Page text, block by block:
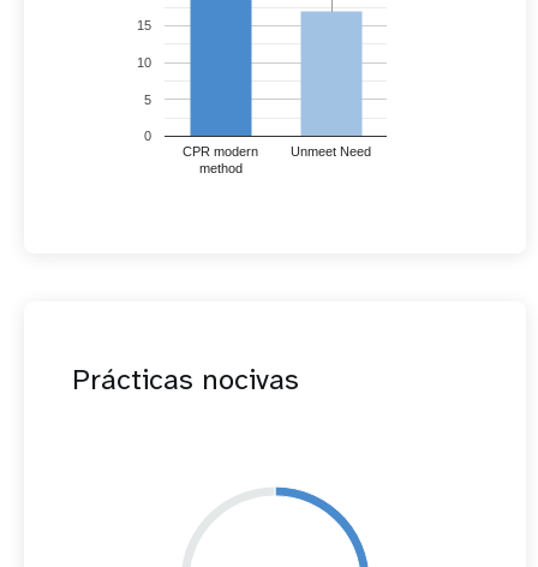
CPR modern
method
Unmeet Need
0
5
10
15
Prácticas nocivas